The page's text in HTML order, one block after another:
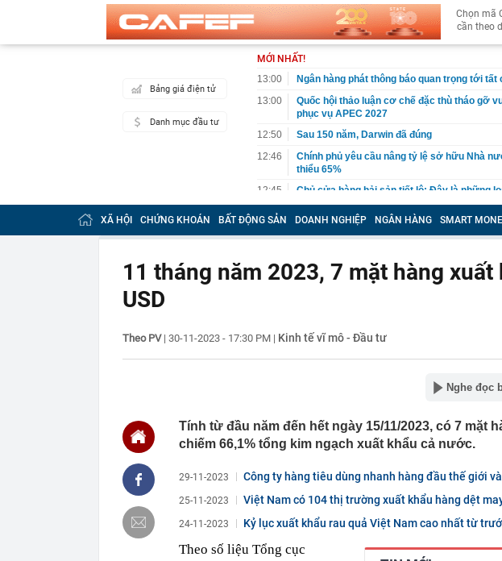
Chọn mã
cần theo
Bảng giá điện tử
Danh mục đầu tư
MỚI NHẤT!
13:00
Ngân hàng phát thông báo quan trọng tới
13:00
Quốc hội thảo luận cơ chế đặc thù tháo gỡ
phục vụ APEC 2027
12:50
Sau 150 năm, Darwin đã đúng
12:46
Chính phủ yêu cầu nâng tỷ lệ sở hữu Nhà
thiểu 65%
12:45
Chủ cửa hàng hải sản tiết lộ: Đây là những
mỗi sáng
12:35
140 cán bộ, chiến sĩ đồng loạt kiểm tra tại 5
giờ sáng
đai trên môi trường số
là đơn vị hành chính cấp tỉnh loại I
Việt Nam có 1 nơi được tạp chí Mỹ đánh
Bali, được hàng loạt “ông lớn” Sun Group,
12:15
Từng công bố phát triển gần 61.000 căn nhà
BĐS "khủng" nhất thị trường đang triển khai
12:14
Doanh nghiệp “nhà” Sun Group làm 2 khu
rộng nhất Việt Nam
12:13
Hà Nội đồng bộ triển khai Vùng phát thải thấp
món ăn sáng nhiều người rất chuộng vì
XÃ HỘI CHỨNG KHOÁN BẤT ĐỘNG SẢN DOANH NGHIỆP NGÂN HÀNG SMART
11 tháng năm 2023, 7 mặt hàng
USD
Theo PV | 30-11-2023 - 17:30 PM | Kinh tế vĩ mô - Đầu tư
Nghe đọc
Tính từ đầu năm đến hết ngày 15/11/2023, có 7 mặt
chiếm 66,1% tổng kim ngạch xuất khẩu cả nước.
29-11-2023 Công ty hàng tiêu dùng nhanh hàng đầu thế giới
25-11-2023 Việt Nam có 104 thị trường xuất khẩu hàng dệt
24-11-2023 Kỷ lục xuất khẩu rau quả Việt Nam cao nhất từ
Theo số liệu Tổng cục